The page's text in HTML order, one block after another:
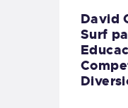
David
Surf